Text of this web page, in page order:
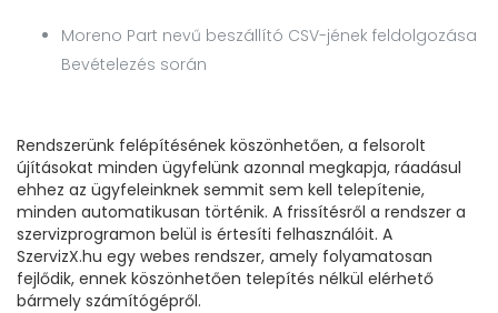
Moreno Part nevű beszállító CSV-jének feldolgozása
Bevételezés során
Rendszerünk felépítésének köszönhetően, a felsorolt
újításokat minden ügyfelünk azonnal megkapja, ráadásul
ehhez az ügyfeleinknek semmit sem kell telepítenie,
minden automatikusan történik. A frissítésről a rendszer a
szervizprogramon belül is értesíti felhasználóit. A
SzervizX.hu egy webes rendszer, amely folyamatosan
fejlődik, ennek köszönhetően telepítés nélkül elérhető
bármely számítógépről.